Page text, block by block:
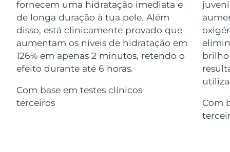
fornecem uma hidratação imediata e
de longa duração à tua pele. Além
disso, está clinicamente provado que
aumentam os níveis de hidratação em
126% em apenas 2 minutos, retendo o
efeito durante até 6 horas.
Com base em testes clínicos
terceiros
brilho
Com
FOREO APP
Jersey Entrega prevista 8/15/26
Cazaquistão Entrega prevista 8/12/26
Kuwait 8/10/26
Letônia Entrega prevista
8/11/26